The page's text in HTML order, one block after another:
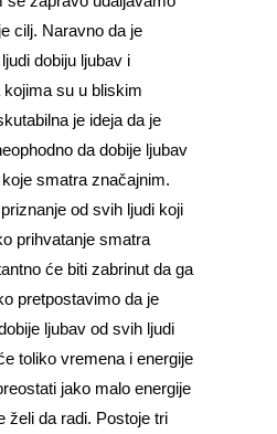
cilj. Naravno da je
dobiju ljubav i
su u bliskim
je ideja da je
da dobije ljubav
smatra značajnim.
od svih ljudi koji
prihvatanje smatra
će biti zabrinut da ga
pretpostavimo da je
ljubav od svih ljudi
toliko vremena i energije
jako malo energije
želi da radi. Postoje tri